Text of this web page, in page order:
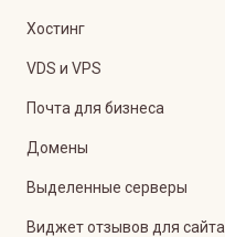
Хостинг
VDS и VPS
Почта для бизнеса
Домены
Выделенные серверы
Виджет отзывов для сайта